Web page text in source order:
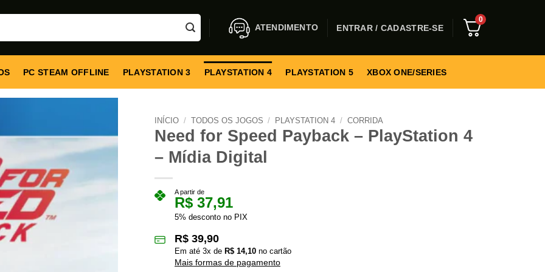
ATENDIMENTO ENTRAR / CADASTRE-SE
0
PC STEAM OFFLINE PLAYSTATION 3 PLAYSTATION 4 PLAYSTATION 5 XBOX ONE/SERIES
INÍCIO / TODOS OS JOGOS / PLAYSTATION 4 / CORRIDA
Need for Speed Payback – PlayStation 4
– Mídia Digital
A partir de
R$ 37,91
5% desconto no PIX
R$ 39,90
Em até 3x de R$ 14,10 no cartão
Mais formas de pagamento